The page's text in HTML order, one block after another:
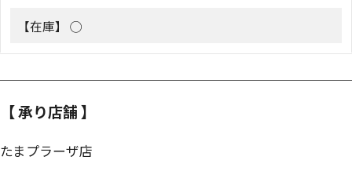
【在庫】 ◯
【 承り店舗 】
たまプラーザ店